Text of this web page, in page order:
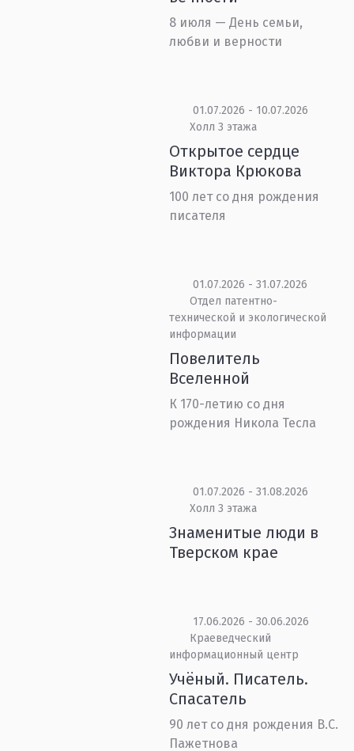
8 июля — День семьи,
любви и верности
01.07.2026 - 10.07.2026
Холл 3 этажа
Открытое сердце
Виктора Крюкова
100 лет со дня рождения
писателя
01.07.2026 - 31.07.2026
Отдел патентно-
технической и экологической
информации
Повелитель
Вселенной
К 170-летию со дня
рождения Никола Тесла
01.07.2026 - 31.08.2026
Холл 3 этажа
Знаменитые люди в
Тверском крае
17.06.2026 - 30.06.2026
Краеведческий
информационный центр
Учёный. Писатель.
Спасатель
90 лет со дня рождения В.С.
Пажетнова